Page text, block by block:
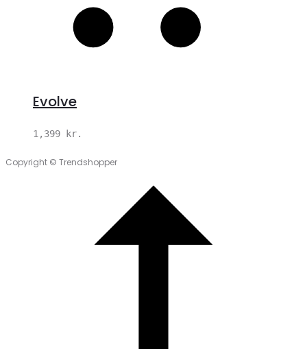
Evolve
1,399 kr.
Copyright © Trendshopper